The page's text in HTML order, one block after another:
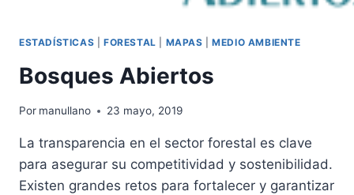
ESTADÍSTICAS FORESTAL MAPAS |MEDIO AMBIENTE
Bosques Abiertos
Por manullano 23 mayo, 2019
La transparencia en el sector forestal es clave
para asegurar su competitividad y sostenibilidad.
Existen grandes retos para fortalecer y garantizar